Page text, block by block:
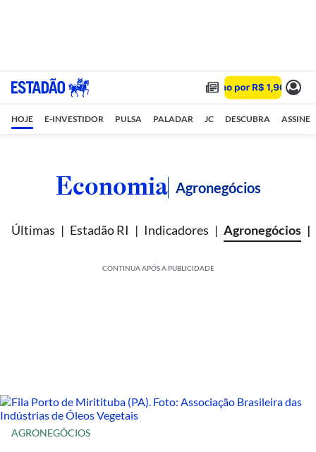
HOJE E-INVESTIDOR PULSA PALADAR JC DESCUBRA ASSINE
Economia Agronegócios
Últimas Estadão RI Indicadores Agronegócios
CONTINUA APÓS A PUBLICIDADE
AGRONEGÓCIOS